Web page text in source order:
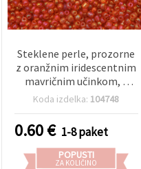
Steklene perle, prozorne
z oranžnim iridescentnim
mavričnim učinkom, 3
mm, 50 g – dekorativne
edinstvenim sijajem
Koda izdelka: 104748
0.60€ 1-8 paket
POPUSTI
ZA KOLIČINO